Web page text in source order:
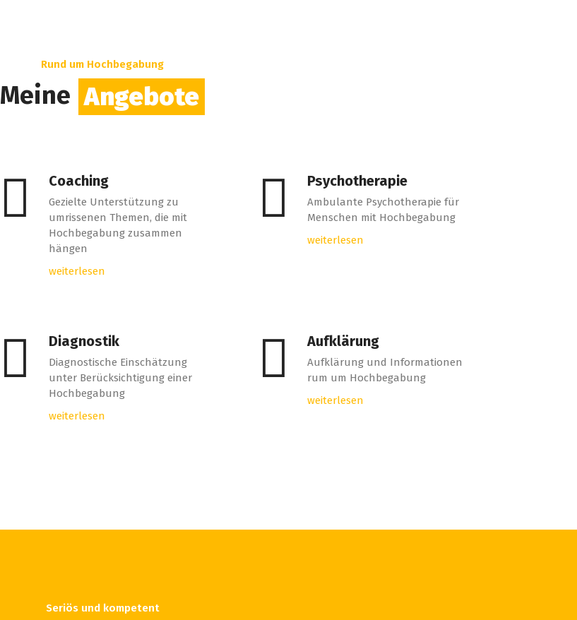
Rund um Hochbegabung
Meine Angebote
Coaching
Gezielte Unterstützung zu
umrissenen Themen, die mit
Hochbegabung zusammen
hängen
weiterlesen
Psychotherapie
Ambulante Psychotherapie für
Menschen mit Hochbegabung
weiterlesen
Diagnostik
Diagnostische Einschätzung
unter Berücksichtigung einer
Hochbegabung
weiterlesen
Aufklärung
Aufklärung und Informationen
rum um Hochbegabung
weiterlesen
Seriös und kompetent